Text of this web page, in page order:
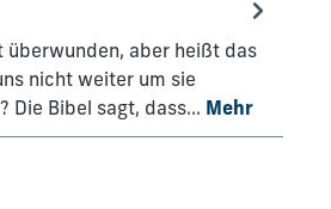
überwunden, aber heißt das
nicht weiter um sie
Die Bibel sagt, dass… Mehr